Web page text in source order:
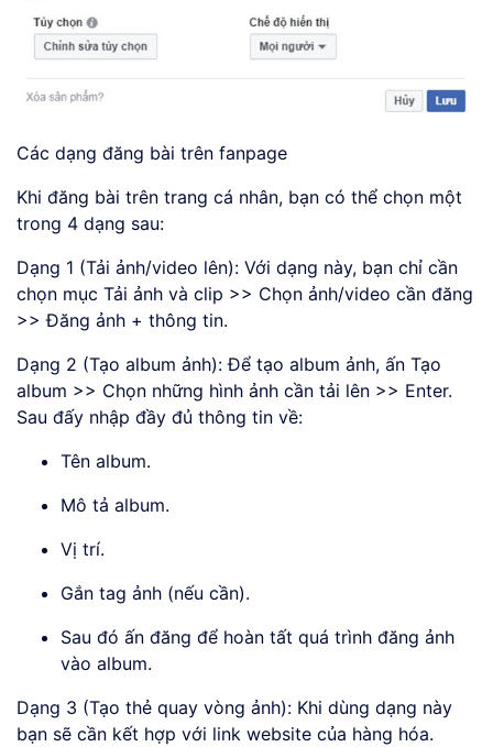
Các dạng đăng bài trên fanpage
Khi đăng bài trên trang cá nhân, bạn có thể chọn một
trong 4 dạng sau:
Dạng 1 (Tải ảnh/video lên): Với dạng này, bạn chỉ cần
chọn mục Tải ảnh và clip >> Chọn ảnh/video cần đăng
>> Đăng ảnh + thông tin.
Dạng 2 (Tạo album ảnh): Để tạo album ảnh, ấn Tạo
album >> Chọn những hình ảnh cần tải lên >> Enter.
Sau đấy nhập đầy đủ thông tin về:
Tên album.
Mô tả album.
Vị trí.
Gắn tag ảnh (nếu cần).
Sau đó ấn đăng để hoàn tất quá trình đăng ảnh
vào album.
Dạng 3 (Tạo thẻ quay vòng ảnh): Khi dùng dạng này
bạn sẽ cần kết hợp với link website của hàng hóa.